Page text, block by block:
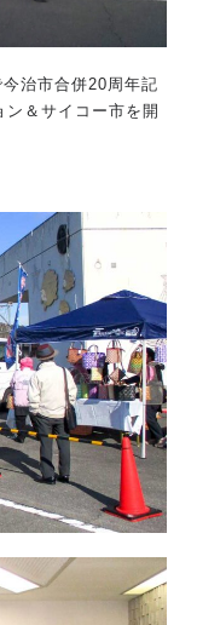
治市合併20周年記
＆サイコー市を開